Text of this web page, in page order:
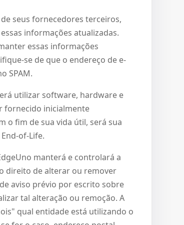
seus fornecedores terceiros,
informações atualizadas.
essas informações
se de que o endereço de e-
SPAM.
utilizar software, hardware e
fornecido inicialmente
o fim de sua vida útil, será sua
of-Life.
manterá e controlará a
direito de alterar ou remover
aviso prévio por escrito sobre
tal alteração ou remoção. A
qual entidade está utilizando o